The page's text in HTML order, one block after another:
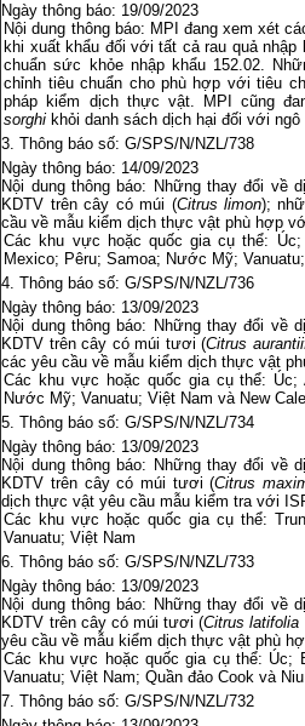
Ngày thông báo: 19/09/2023
Nội dung thông báo: MPI đang xem xét
khi xuất khẩu đối với tất cả rau quả
chuẩn sức khỏe nhập khẩu 152.02.
chỉnh tiêu chuẩn cho phù hợp với tiêu
pháp kiểm dịch thực vật. MPI cũng
sorghi khỏi danh sách dịch hại đối với
Thông báo số: G/SPS/N/NZL/738
Ngày thông báo: 14/09/2023
Nội dung thông báo: Những thay đổi về
KDTV trên cây có múi (Citruslimon);
cầu về mẫu kiểm dịch thực vật phù hợp
Các khu vực hoặc quốc gia cụ thể:
Mexico; Pêru; Samoa; Nước Mỹ;
Thông báo số: G/SPS/N/NZL/736
Ngày thông báo: 13/09/2023
Nội dung thông báo: Những thay đổi về
KDTV trên cây có múi tươi (Citrus
các yêu cầu về mẫu kiểm dịch thực vật
Các khu vực hoặc quốc gia cụ thể: Úc;
Nước Mỹ; Vanuatu; Việt Nam và New
Thông báo số: G/SPS/N/NZL/734
Ngày thông báo: 13/09/2023
Nội dung thông báo: Những thay đổi về
KDTV trên cây có múi tươi (Citrus
dịch thực vật yêu cầu mẫu kiểm tra với
Các khu vực hoặc quốc gia cụ thể:
Vanuatu; Việt Nam
Thông báo số: G/SPS/N/NZL/733
Ngày thông báo: 13/09/2023
Nội dung thông báo: Những thay đổi về
KDTV trên cây có múi tươi (Citruslatifolia
yêu cầu về mẫu kiểm dịch thực vật phù
Các khu vực hoặc quốc gia cụ thể: Úc;
Vanuatu; Việt Nam; Quần đảo Cook và
Thông báo số: G/SPS/N/NZL/732